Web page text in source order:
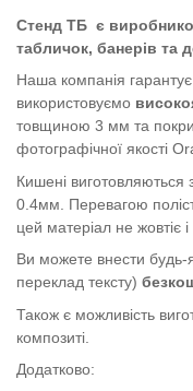
Стенд ТБ є
табличок, банерів та
Наша компанія
використовуємо
товщиною 3 мм та
фотографічної якості
Кишені виготовляються
0.4мм. Перевагою
цей матеріал не жовтіє
Ви можете внести будь-
переклад тексту)
Також є можливість
композиті.
Додатково: